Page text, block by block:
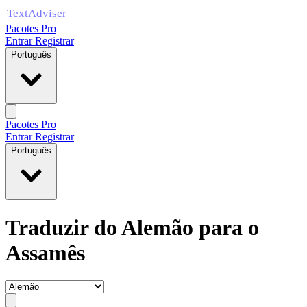
Pacotes Pro
EntrarRegistrar
Português
Pacotes Pro
EntrarRegistrar
Português
Traduzir do Alemão para o
Assamês